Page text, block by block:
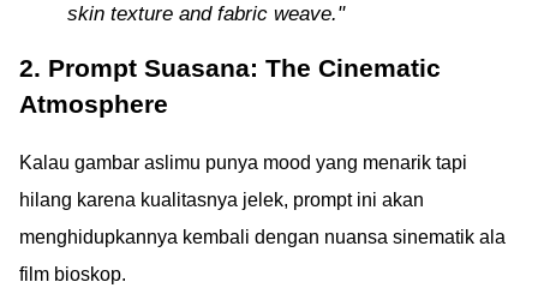
skin texture and fabric weave."
2. Prompt Suasana: The Cinematic
Atmosphere
Kalau gambar aslimu punya mood yang menarik tapi
hilang karena kualitasnya jelek, prompt ini akan
menghidupkannya kembali dengan nuansa sinematik ala
film bioskop.